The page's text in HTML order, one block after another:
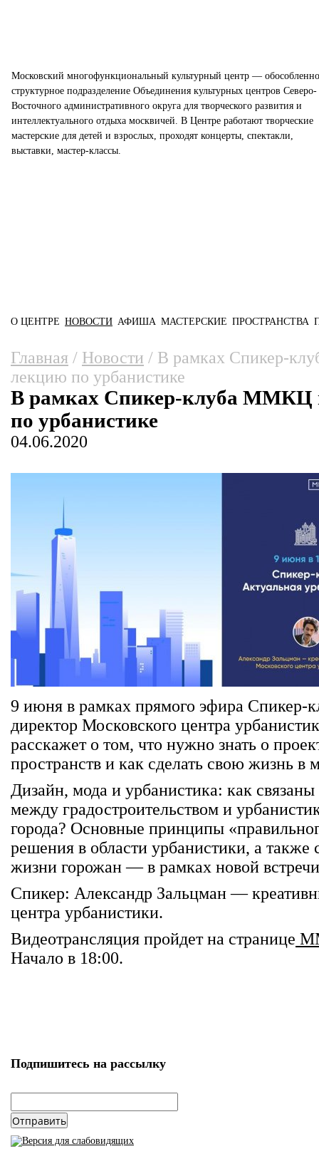
Московский многофункциональный культурный центр —
структурное подразделение Объединения культурных центров Северо-
Восточного административного округа для творческого развития и
интеллектуального отдыха москвичей. В Центре работают творческие
мастерские для детей и взрослых, проходят концерты, спектакли,
выставки, мастер-классы.
Главное меню
О ЦЕНТРЕ НОВОСТИ АФИША МАСТЕРСКИЕ ПРОСТРАНСТВА
Вы здесь
Главная / Новости / В рамках Спикер-
лекцию по урбанистике
В рамках Спикер-клуба ММКЦ
по урбанистике
04.06.2020
9 июня в рамках прямого эфира
директор Московского центра
расскажет о том, что нужно знать о
пространств и как сделать свою жизнь в
Дизайн, мода и урбанистика: как
между градостроительством и
города? Основные принципы
решения в области урбанистики, а
жизни горожан — в рамках новой
Спикер: Александр Зальцман —
центра урбанистики.
Видеотрансляция пройдет на странице
Начало в 18:00.
Подпишитесь на рассылку